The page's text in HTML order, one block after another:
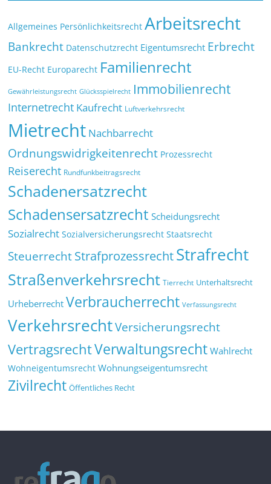
Allgemeines Persönlichkeitsrecht Arbeitsrecht
Bankrecht Datenschutzrecht Eigentumsrecht Erbrecht
EU-Recht Europarecht Familienrecht
Gewährleistungsrecht Glücksspielrecht Immobilienrecht
Internetrecht Kaufrecht Luftverkehrsrecht
Mietrecht Nachbarrecht
Ordnungswidrigkeitenrecht Prozessrecht
Reiserecht Rundfunkbeitragsrecht
Schadenersatzrecht
Schadensersatzrecht Scheidungsrecht
Sozialrecht Sozialversicherungsrecht Staatsrecht
SteuerrechtStrafprozessrechtStrafrecht
Straßenverkehrsrecht Tierrecht Unterhaltsrecht
Urheberrecht Verbraucherrecht Verfassungsrecht
VerkehrsrechtVersicherungsrecht
VertragsrechtVerwaltungsrecht Wahlrecht
Wohneigentumsrecht Wohnungseigentumsrecht
Zivilrecht Öffentliches Recht